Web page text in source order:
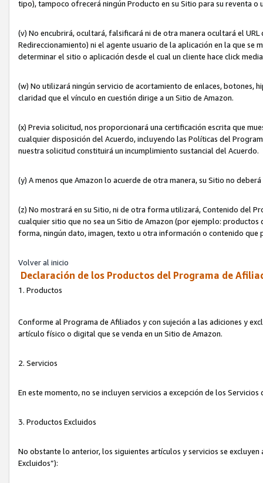
tipo), tampoco ofrecerá ningún Producto en su Sitio para su reventa o
(v) No encubrirá, ocultará, falsificará ni de otra manera ocultará el
Redireccionamiento) ni el agente usuario de la aplicación en la que
determinar el sitio o aplicación desde el cual un cliente hace click
(w) No utilizará ningún servicio de acortamiento de enlaces, botones,
claridad que el vínculo en cuestión dirige a un Sitio de Amazon.
(x) Previa solicitud, nos proporcionará una certificación escrita que
cualquier disposición del Acuerdo, incluyendo las Políticas del
nuestra solicitud constituirá un incumplimiento sustancial del Acuerdo.
(y) A menos que Amazon lo acuerde de otra manera, su Sitio no
(z) No mostrará en su Sitio, ni de otra forma utilizará, Contenido del
cualquier sitio que no sea un Sitio de Amazon (por ejemplo:
forma, ningún dato, imagen, texto u otra información o contenido
Volver al inicio
Declaración de los Productos del Programa de
1. Productos
Conforme al Programa de Afiliados y con sujeción a las adiciones y
artículo físico o digital que se venda en un Sitio de Amazon.
2. Servicios
En este momento, no se incluyen servicios a excepción de los
3. Productos Excluidos
No obstante lo anterior, los siguientes artículos y servicios se
Excluidos”):